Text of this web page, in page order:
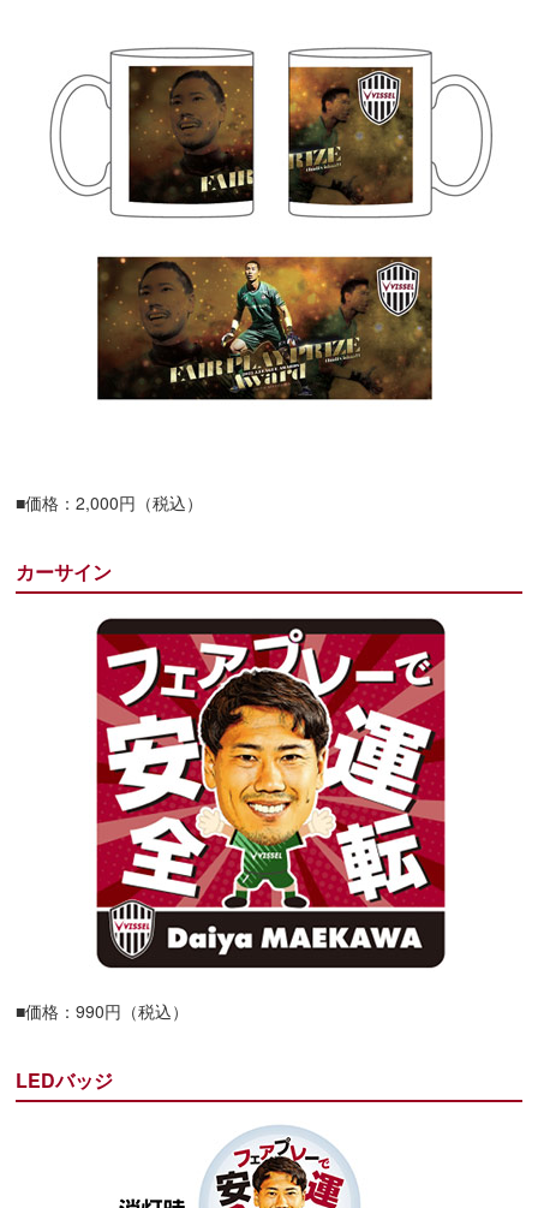
■価格：2,000円（税込）
カーサイン
■価格：990円（税込）
LEDバッジ